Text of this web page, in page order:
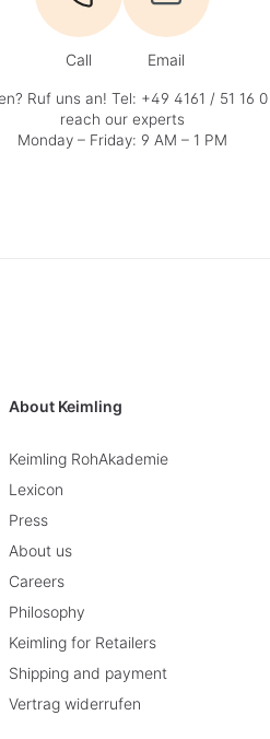
Call Email
Ruf uns an! Tel: +49 4161 / 51 16 0
reach our experts
Monday – Friday: 9 AM – 1 PM
About Keimling
Keimling RohAkademie
Lexicon
Press
About us
Careers
Philosophy
Keimling for Retailers
Shipping and payment
Vertrag widerrufen